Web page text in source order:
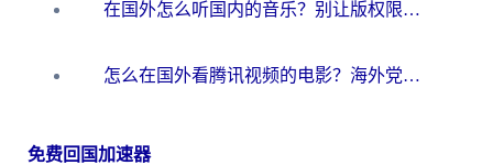
在国外怎么听国内的音乐？别让版权限制断了你的华语歌单
怎么在国外看腾讯视频的电影？海外党亲测有效的回国加速指南
免费回国加速器